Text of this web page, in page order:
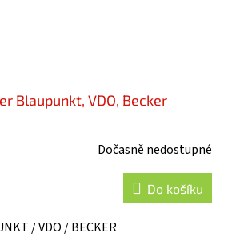
Blaupunkt, VDO, Becker
Dočasně nedostupné
Do košíku
/ VDO / BECKER